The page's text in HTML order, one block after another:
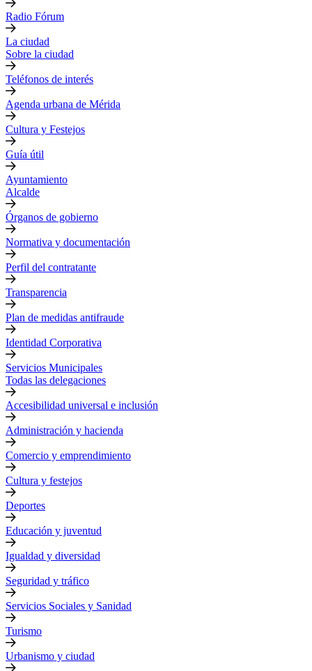
Radio Fórum
La ciudad
Sobre la ciudad
Teléfonos de interés
Agenda urbana de Mérida
Cultura y Festejos
Guía útil
Ayuntamiento
Alcalde
Órganos de gobierno
Normativa y documentación
Perfil del contratante
Transparencia
Plan de medidas antifraude
Identidad Corporativa
Servicios Municipales
Todas las delegaciones
Accesibilidad universal e inclusión
Administración y hacienda
Comercio y emprendimiento
Cultura y festejos
Deportes
Educación y juventud
Igualdad y diversidad
Seguridad y tráfico
Servicios Sociales y Sanidad
Turismo
Urbanismo y ciudad